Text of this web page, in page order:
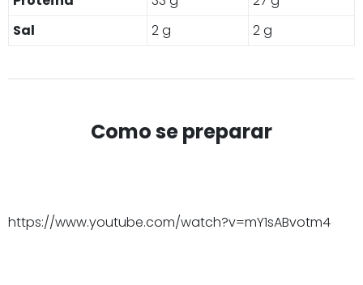
Sal
2 g 2 g
Como se preparar
https://www.youtube.com/watch?v=mY1sABvotm4